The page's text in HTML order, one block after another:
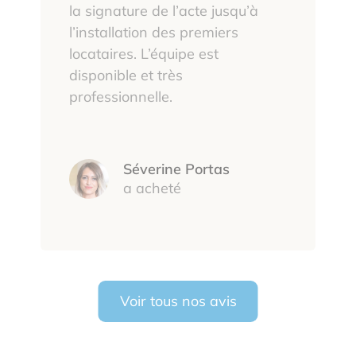
la signature de l’acte jusqu’à
l’installation des premiers
locataires. L’équipe est
disponible et très
professionnelle.
Séverine Portas
a acheté
Voir tous nos avis